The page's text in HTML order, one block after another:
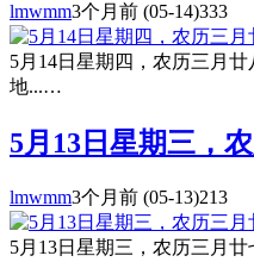
lmwmm3个月前 (05-14)333
5月14日星期四，农历三月
地...…
5月13日星期三，
lmwmm3个月前 (05-13)213
5月13日星期三，农历三月